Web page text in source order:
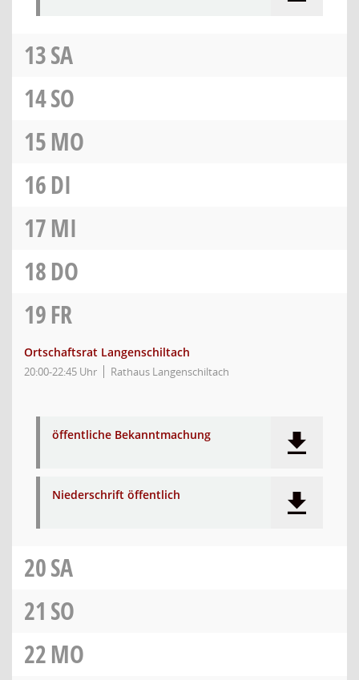
13SA
14SO
15MO
16DI
17MI
18DO
19FR
Ortschaftsrat Langenschiltach
20:00-22:45 Uhr Rathaus Langenschiltach
öffentliche Bekanntmachung
Niederschrift öffentlich
20SA
21 SO
22MO